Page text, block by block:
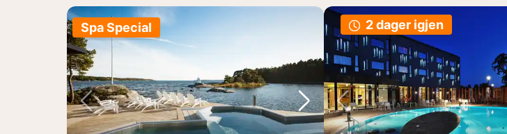
Spa Special
Forrige bilde
Neste bilde
2 dager igjen
Forrige bilde